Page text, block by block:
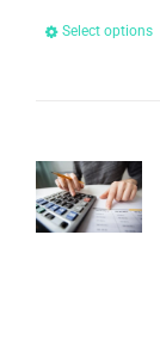
Select options